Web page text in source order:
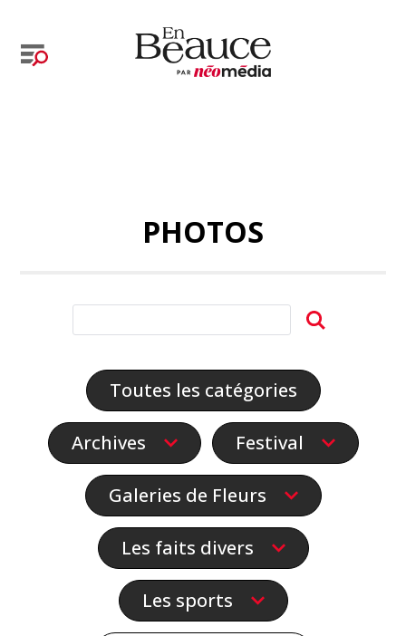
PHOTOS
Toutes les catégories
Archives Festival
Galeries de Fleurs
Les faits divers
Les sports